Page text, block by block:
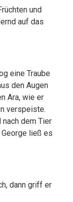
und
auf das
eine Traube
den Augen
Ara, wie er
verspeiste.
nach dem Tier
ließ es
dann griff er